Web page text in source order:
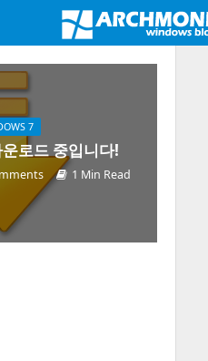
7
로드 중입니다!
1 Min Read